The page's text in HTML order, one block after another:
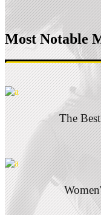
Most Notable
The